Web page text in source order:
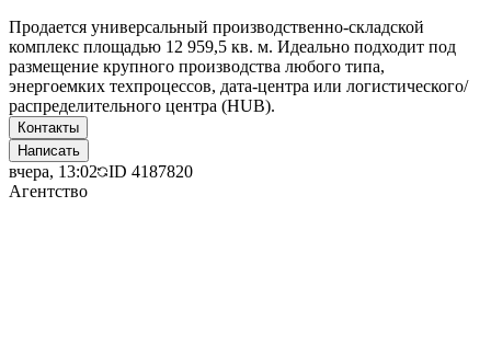
Продается универсальный производственно-складской
комплекс площадью 12 959,5 кв. м. Идеально подходит под
размещение крупного производства любого типа,
энергоемких техпроцессов, дата-центра или логистического/
распределительного центра (HUB).
Контакты
Написать
вчера, 13:02 ID 4187820
Агентство